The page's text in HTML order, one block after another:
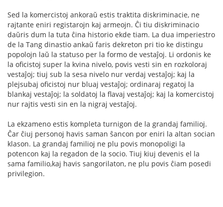
Sed la komercistoj ankoraŭ estis traktita diskriminacie, ne
rajtante eniri registarojn kaj armeojn. Ĉi tiu diskriminacio
daŭris dum la tuta ĉina historio ekde tiam. La dua imperiestro
de la Tang dinastio ankaŭ faris dekreton pri tio ke distingu
popolojn laŭ la statuso per la formo de vestaĵoj. Li ordonis ke
la oficistoj super la kvina nivelo, povis vesti sin en rozkoloraj
vestaĵoj; tiuj sub la sesa nivelo nur verdaj vestaĵoj; kaj la
plejsubaj oficistoj nur bluaj vestaĵoj; ordinaraj regatoj la
blankaj vestaĵoj; la soldatoj la flavaj vestaĵoj; kaj la komercistoj
nur rajtis vesti sin en la nigraj vestaĵoj.
La ekzameno estis kompleta turnigon de la grandaj familioj.
Ĉar ĉiuj personoj havis saman ŝancon por eniri la altan socian
klason. La grandaj familioj ne plu povis monopoligi la
potencon kaj la regadon de la socio. Tiuj kiuj devenis el la
sama familio,kaj havis sangorilaton, ne plu povis ĉiam posedi
privilegion.